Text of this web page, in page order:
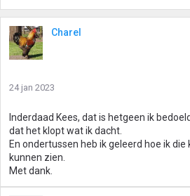
Charel
24 jan 2023
Inderdaad Kees, dat is hetgeen ik
dat het klopt wat ik dacht.
En ondertussen heb ik geleerd hoe ik die
kunnen zien.
Met dank.